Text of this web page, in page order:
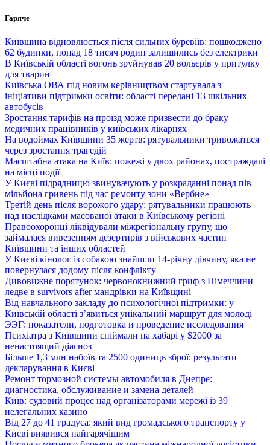
Перейти
вмісту
Гаряче
Київщина відновлюється після сильних буревіїв: пошкоджено
62 будинки, понад 18 тисяч родин залишились без електрики
В Київській області вогонь зруйнував 20 вольєрів у притулку
для тварин
Київська ОВА під новим керівництвом стартувала з
ініціативи підтримки освіти: області передані 13 шкільних
автобусів
Зростання тарифів на проїзд може призвести до браку
медичних працівників у київських лікарнях
На водоймах Київщини 35 жертв: рятувальники тривожаться
через зростання трагедій
Масштабна атака на Київ: пожежі у двох районах, постраждалі
на місці події
У Києві підрядницю звинувачують у розкраданні понад пів
мільйона гривень під час ремонту зони «Вербне»
Третій день після ворожого удару: рятувальники працюють
над наслідками масованої атаки в Київському регіоні
Правоохоронці ліквідували міжрегіональну групу, що
займалася вивезенням дезертирів з військових частин
Київщини та інших областей
У Києві кінолог із собакою знайшли 14-річну дівчину, яка не
повернулася додому після конфлікту
Дивовижне порятунок: червонокнижний гриф з Німеччини
ледве в survivors after мандрівки на Київщині
Від навчального закладу до психологічної підтримки: у
Київській області з’явиться унікальний маршрут для молоді
ЭЭГ: показатели, подготовка и проведение исследования
Психіатра з Київщини спіймали на хабарі у $2000 за
ненастоящий діагноз
Більше 1,3 млн набоїв та 2500 одиниць зброї: результати
декларування в Києві
Ремонт тормозной системы автомобиля в Днепре:
диагностика, обслуживание и замена деталей
Київ: судовий процес над організаторами мережі із 39
нелегальних казино
Від 27 до 41 градуса: який вид громадського транспорту у
Києві виявився найгарячішим